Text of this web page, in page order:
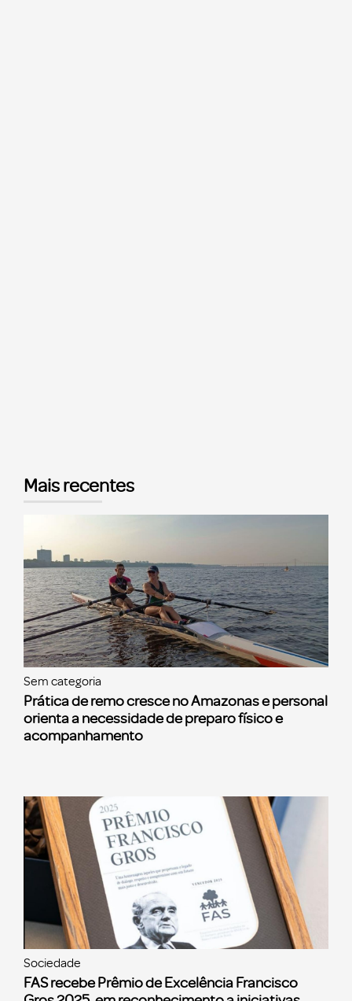
Mais recentes
Sem categoria
Prática de remo cresce no Amazonas e personal
orienta a necessidade de preparo físico e
acompanhamento
Sociedade
FAS recebe Prêmio de Excelência Francisco